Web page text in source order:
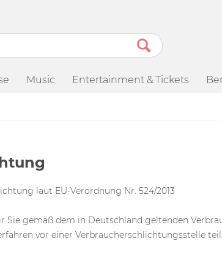
Music Entertainment & Tickets
laut EU-Verordnung Nr. 524/2013
Sie gemäß dem in Deutschland geltenden
vor einer Verbraucherschlichtungsstelle